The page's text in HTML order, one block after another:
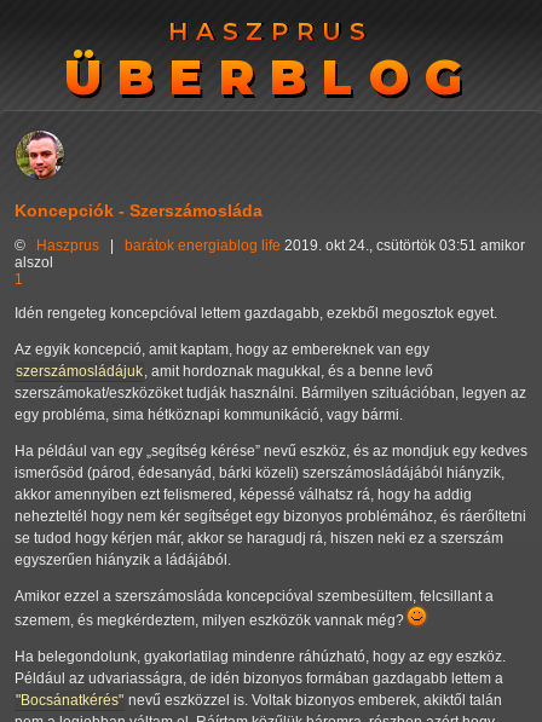
HASZPRUS
ÜBERBLOG
HASZPRUS
ÜBERBLOG
Koncepciók - Szerszámosláda
© Haszprus barátok energiablog life 2019. okt 24., csütörtök 03:51 amikor
alszol
1
Idén rengeteg koncepcióval lettem gazdagabb, ezekből megosztok egyet.
Az egyik koncepció, amit kaptam, hogy az embereknek van egy
szerszámosládájuk, amit hordoznak magukkal, és a benne levő
szerszámokat/eszközöket tudják használni. Bármilyen szituációban, legyen az
egy probléma, sima hétköznapi kommunikáció, vagy bármi.
Ha például van egy segítség kérése nevű eszköz, és az mondjuk egy kedves
ismerősöd (párod, édesanyád, bárki közeli) szerszámosládájából hiányzik,
akkor amennyiben ezt felismered, képessé válhatsz rá, hogy ha addig
nehezteltél hogy nem kér segítséget egy bizonyos problémához, és ráerőltetni
se tudod hogy kérjen már, akkor se haragudj rá, hiszen neki ez a szerszám
egyszerűen hiányzik a ládájából.
Amikor ezzel a szerszámosláda koncepcióval szembesültem, felcsillant a
szemem, és megkérdeztem, milyen eszközök vannak még?
Ha belegondolunk, gyakorlatilag mindenre ráhúzható, hogy az egy eszköz.
Például az udvariasságra, de idén bizonyos formában gazdagabb lettem a
"Bocsánatkérés" nevű eszközzel is. Voltak bizonyos emberek, akiktől talán